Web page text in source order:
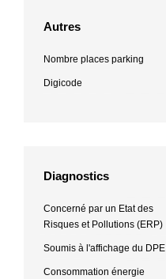
Autres
Nombre places parking
Digicode
Diagnostics
Concerné par un Etat des
Risques et Pollutions (ERP)
Soumis à l'affichage du DPE
Consommation énergie